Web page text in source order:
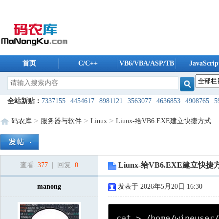
首页 C/C++ VB6/VBA/ASP/TB
码农库软件
全站新贴： 7337155 4454617 8981121 3563077 4636853 4908765
6175488 5606259 5235196 8038494 1724240 8098370 8608096
9821987 2168088
2909940 6528561
9207440 8053189 7491650 7608792 3593976 3360928 2924222
7800640 2172757 2080747 3911069 3678571
7206280 8122403 1506574 2289762 2404981 9951214 8121853
码农库 > 服务器与软件 > Linux > Liunx-给VB6.EXE建立快捷方式
查看:377 | 回复:0
manong
Liunx-给VB6.EXE建立快捷
发表于 2026年5月20日 16:30